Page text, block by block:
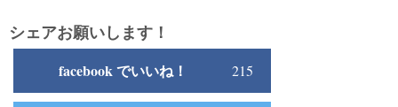
シェアお願いします！
facebook でいいね！ 215